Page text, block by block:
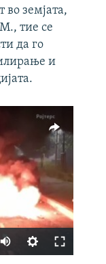
во земјата,
тие се
да го
и